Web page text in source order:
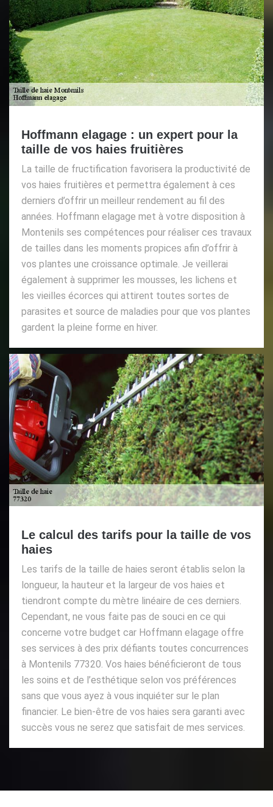
Hoffmann elagage : un expert pour la
taille de vos haies fruitières
La taille de fructification favorisera la productivité de
vos haies fruitières et permettra également à ces
derniers d’offrir un meilleur rendement au fil des
années. Hoffmann elagage met à votre disposition à
Montenils ses compétences pour réaliser ces travaux
de tailles dans les moments propices afin d’offrir à
vos plantes une croissance optimale. Je veillerai
également à supprimer les mousses, les lichens et
les vieilles écorces qui attirent toutes sortes de
parasites et source de maladies pour que vos plantes
gardent la pleine forme en hiver.
Le calcul des tarifs pour la taille de vos
haies
Les tarifs de la taille de haies seront établis selon la
longueur, la hauteur et la largeur de vos haies et
tiendront compte du mètre linéaire de ces derniers.
Cependant, ne vous faite pas de souci en ce qui
concerne votre budget car Hoffmann elagage offre
ses services à des prix défiants toutes concurrences
à Montenils 77320. Vos haies bénéficieront de tous
les soins et de l’esthétique selon vos préférences
sans que vous ayez à vous inquiéter sur le plan
financier. Le bien-être de vos haies sera garanti avec
succès vous ne serez que satisfait de mes services.